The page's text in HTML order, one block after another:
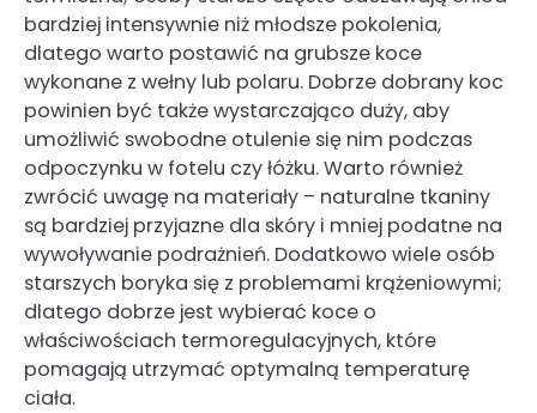
bardziej intensywnie niż młodsze pokolenia,
dlatego warto postawić na grubsze koce
wykonane z wełny lub polaru. Dobrze dobrany koc
powinien być także wystarczająco duży, aby
umożliwić swobodne otulenie się nim podczas
odpoczynku w fotelu czy łóżku. Warto również
zwrócić uwagę na materiały – naturalne tkaniny
są bardziej przyjazne dla skóry i mniej podatne na
wywoływanie podrażnień. Dodatkowo wiele osób
starszych boryka się z problemami krążeniowymi;
dlatego dobrze jest wybierać koce o
właściwościach termoregulacyjnych, które
pomagają utrzymać optymalną temperaturę
ciała.